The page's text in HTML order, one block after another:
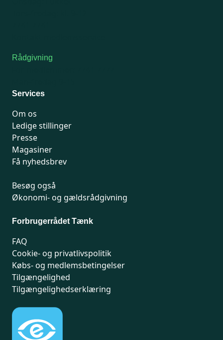
Rådgivning
Services
Om os
Ledige stillinger
Presse
Magasiner
Få nyhedsbrev
Besøg også
Økonomi- og gældsrådgivning
Forbrugerrådet Tænk
FAQ
Cookie- og privatlivspolitik
Købs- og medlemsbetingelser
Tilgængelighed
Tilgængelighedserklæring